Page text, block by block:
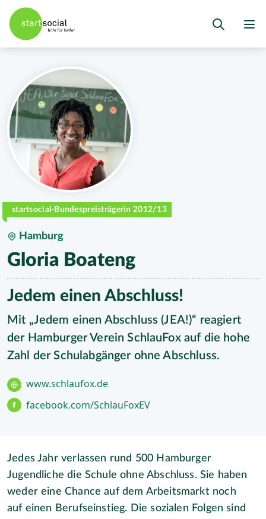
startsocial-Bundespreisträgerin 2012/13
Hamburg
Gloria Boateng
Jedem einen Abschluss!
Mit „Jedem einen Abschluss (JEA!)“ reagiert
der Hamburger Verein SchlauFox auf die hohe
Zahl der Schulabgänger ohne Abschluss.
www.schlaufox.de
facebook.com/SchlauFoxEV
Jedes Jahr verlassen rund 500 Hamburger
Jugendliche die Schule ohne Abschluss. Sie haben
weder eine Chance auf dem Arbeitsmarkt noch
auf einen Berufseinstieg. Die sozialen Folgen sind